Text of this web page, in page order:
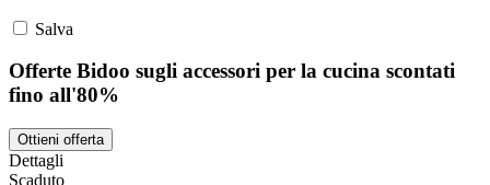
Salva
Offerte Bidoo sugli accessori per la cucina scontati
fino all'80%
Ottieni offerta
Dettagli
Scaduto